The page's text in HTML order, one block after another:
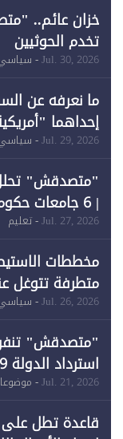
خزان عائم..
تخدم الحوثيين
Jul. 30, 2026
-
ما نعرفه عن
إحداهما
احتياجات الطاقة
Jul. 29, 2026
-
"متصدقش" تحلل
Jul. 27, 2026- تعليم
مخططات
متطرفة تتوغل
خرق الحدود
Jul. 26, 2026
-
"متصدقش"
وقبول طعن
Jul. 21, 2026
-
قاعدة تطل